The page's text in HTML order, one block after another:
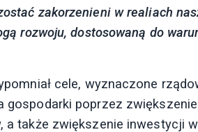
zakorzenieni w realiach
rozwoju, dostosowaną do
cele, wyznaczone
poprzez
także zwiększenie inwestycji